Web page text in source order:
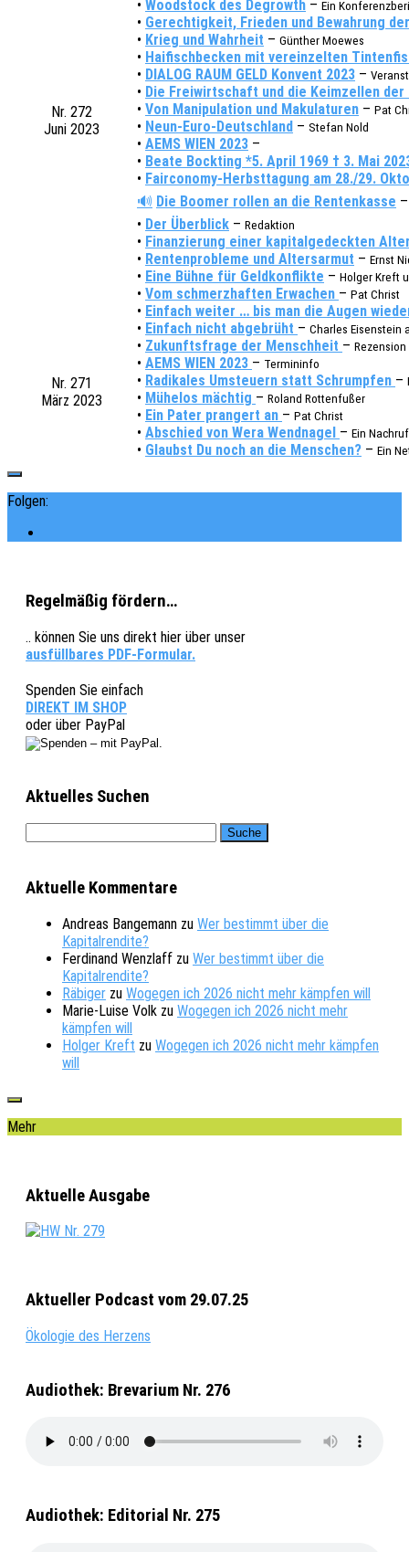
Nr. 272
Juni 2023
• Wood­stock des Degrowth – Ein
• Gerech­tig­keit, Frie­den und Bewah­rung
• Krieg und Wahr­heit – Günther Moewes
• Haifisch­be­cken mit verein­zel­ten
• DIALOG RAUM GELD Konvent 2023 –
• Die Frei­wirt­schaft und die Keim­zel­len
• Von Mani­pu­la­ti­on und Maku­la­tu­ren – Pat
• Neun-Euro-Deutsch­land – Stefan Nold
• AEMS WIEN 2023 –
• Beate Bock­ting *5. April 1969 † 3. Mai
• Fair­co­no­my-Herbst­ta­gung am 28./29.
Nr. 271
März 2023
🔊 Die Boomer rollen an die Renten­kas­se
• Der Über­blick – Redak­ti­on
• Finan­zie­rung einer kapi­tal­ge­deck­ten
• Renten­pro­ble­me und Alters­ar­mut – Ernst
• Eine Bühne für Geld­kon­flik­te – Holger Kreft
• Vom schmerz­haf­ten Erwa­chen – Pat Christ
• Einfach weiter … bis man die Augen
• Einfach nicht abge­brüht – Charles Eisen­stein
• Zukunfts­fra­ge der Mensch­heit –
• AEMS WIEN 2023 – Termin­in­fo
• Radi­ka­les Umsteu­ern statt Schrump­fen –
• Mühe­los mäch­tig – Roland Rotten­fuß­er
• Ein Pater pran­gert an – Pat Christ
• Abschied von Wera Wend­na­gel – Ein Nach­ruf
• Glaubst Du noch an die Menschen? – Ein
Folgen:
Regelmäßig fördern…
.. können Sie uns direkt hier über unser
ausfüllbares PDF-Formular.
Spenden Sie einfach
DIREKT IM SHOP
oder über PayPal
Aktuelles Suchen
Aktuelle Kommentare
Andreas Bangemann zu Wer bestimmt über die
Kapitalrendite?
Ferdinand Wenzlaff zu Wer bestimmt über die
Kapitalrendite?
Räbiger zu Wogegen ich 2026 nicht mehr kämpfen will
Marie-Luise Volk zu Wogegen ich 2026 nicht mehr
kämpfen will
Holger Kreft zu Wogegen ich 2026 nicht mehr kämpfen
will
Mehr
Aktuelle Ausgabe
Aktueller Podcast vom 29.07.25
Ökologie des Herzens
Audiothek: Brevarium Nr. 276
Audiothek: Editorial Nr. 275